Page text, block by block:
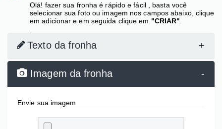
Olá! fazer sua fronha é rápido e fácil , basta você
selecionar sua foto ou imagem nos campos abaixo, clique
em adicionar e em seguida clique em "CRIAR"
Texto da fronha +
Imagem da fronha -
Envie sua imagem